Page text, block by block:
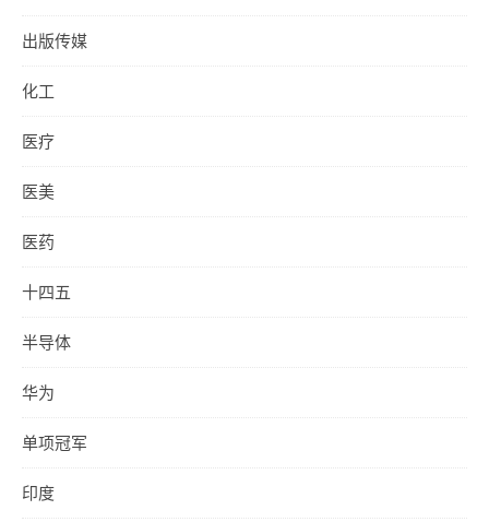
出版传媒
化工
医疗
医美
医药
十四五
半导体
华为
单项冠军
印度